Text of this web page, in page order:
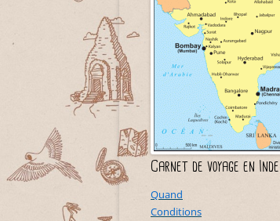
Carnet de voyage en Inde
Quand
Conditions